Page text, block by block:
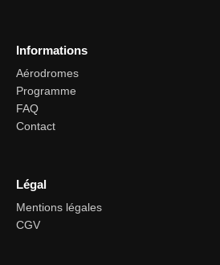
Informations
Aérodromes
Programme
FAQ
Contact
Légal
Mentions légales
CGV